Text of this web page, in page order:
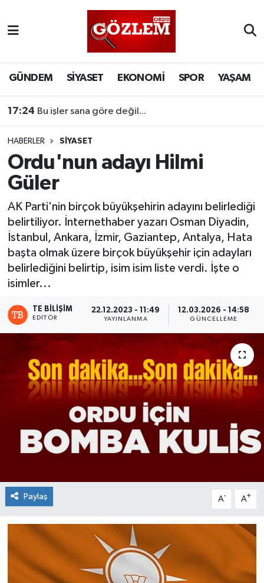
GÜNDEM SİYASET EKONOMİ SPOR YAŞAM
17:24 Bu işler sana göre değil...
HABERLER SİYASET
Ordu'nun adayı Hilmi
Güler
AK Parti'nin birçok büyükşehirin adayını belirlediği
belirtiliyor. İnternethaber yazarı Osman Diyadin,
İstanbul, Ankara, İzmir, Gaziantep, Antalya, Hata
başta olmak üzere birçok büyükşehir için adayları
belirlediğini belirtip, isim isim liste verdi. İşte o
isimler...
TE BILIŞIM
EDITÖR
22.12.2023 - 11:49
YAYINLANMA
12.03.2026 - 14:58
GÜNCELLEME
Paylaş A- A+
SİYASET
EKONOMİ
YAŞAM
Ordu Nöbetçi Eczaneler
Ordu Hava Durumu
Ordu Namaz Vakitleri
Ordu Trafik Yoğunluk Haritası
Süper Lig Puan Durumu ve Fikstür
Son Dakika Haberleri
Haber Arşivi